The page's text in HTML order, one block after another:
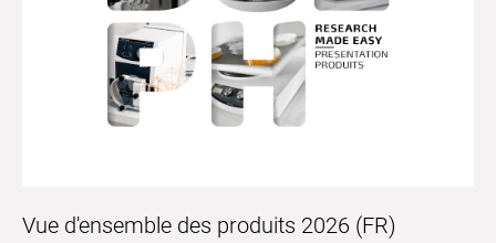
Vue d'ensemble des produits 2026 (FR)